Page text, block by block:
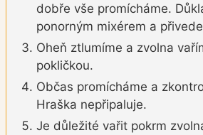
dobře vše promícháme.
ponorným mixérem a
Oheň ztlumíme a zvolna
pokličkou.
Občas promícháme a
Hraška nepřipaluje.
Je důležité vařit pokrm